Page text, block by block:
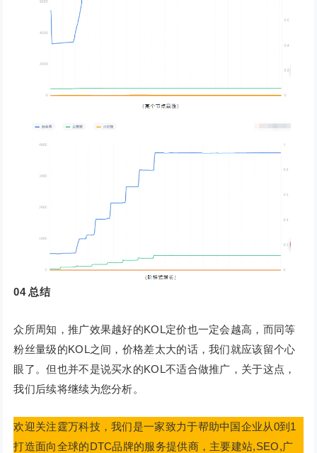
04 总结
众所周知，推广效果越好的KOL定价也一定会越高，而同等
粉丝量级的KOL之间，价格差太大的话，我们就应该留个心
眼了。但也并不是说买水的KOL不适合做推广，关于这点，
我们后续将继续为您分析。
欢迎关注霆万科技，我们是一家致力于帮助中国企业从0到1
打造面向全球的DTC品牌的服务提供商，主要建站,SEO,广